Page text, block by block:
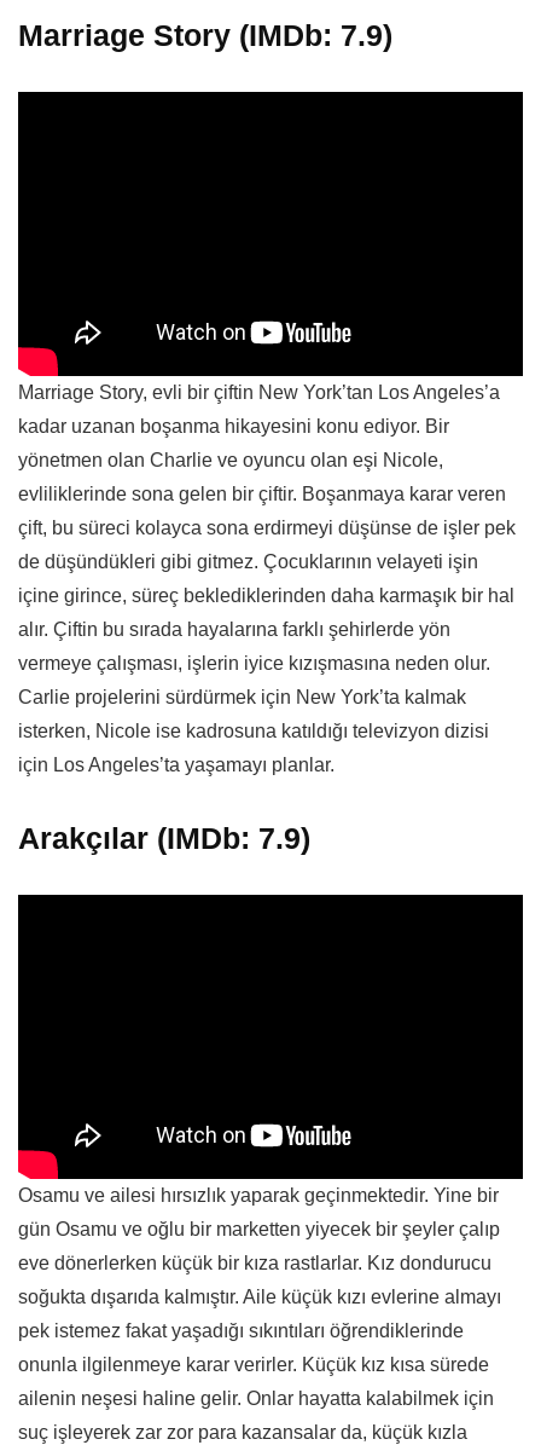
Marriage Story (IMDb: 7.9)
Marriage Story, evli bir çiftin New York’tan Los Angeles’a
kadar uzanan boşanma hikayesini konu ediyor. Bir
yönetmen olan Charlie ve oyuncu olan eşi Nicole,
evliliklerinde sona gelen bir çiftir. Boşanmaya karar veren
çift, bu süreci kolayca sona erdirmeyi düşünse de işler pek
de düşündükleri gibi gitmez. Çocuklarının velayeti işin
içine girince, süreç beklediklerinden daha karmaşık bir hal
alır. Çiftin bu sırada hayalarına farklı şehirlerde yön
vermeye çalışması, işlerin iyice kızışmasına neden olur.
Carlie projelerini sürdürmek için New York’ta kalmak
isterken, Nicole ise kadrosuna katıldığı televizyon dizisi
için Los Angeles’ta yaşamayı planlar.
Arakçılar (IMDb: 7.9)
Osamu ve ailesi hırsızlık yaparak geçinmektedir. Yine bir
gün Osamu ve oğlu bir marketten yiyecek bir şeyler çalıp
eve dönerlerken küçük bir kıza rastlarlar. Kız dondurucu
soğukta dışarıda kalmıştır. Aile küçük kızı evlerine almayı
pek istemez fakat yaşadığı sıkıntıları öğrendiklerinde
onunla ilgilenmeye karar verirler. Küçük kız kısa sürede
ailenin neşesi haline gelir. Onlar hayatta kalabilmek için
suç işleyerek zar zor para kazansalar da, küçük kızla